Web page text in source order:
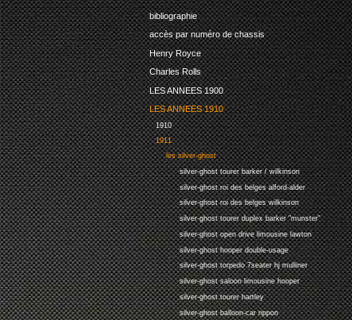
bibliographie
accès par numéro de chassis
Henry Royce
Charles Rolls
LES ANNEES 1900
LES ANNEES 1910
1910
1911
les silver-ghost
silver-ghost tourer barker / wilkinson
silver-ghost roi des belges alford-alder
silver-ghost roi des belges wilkinson
silver-ghost tourer duplex barker "munster"
silver-ghost open drive limousine lawton
silver-ghost hooper double-usage
silver-ghost torpedo 7seater hj mulliner
silver-ghost saloon limousine hooper
silver-ghost tourer hartley
silver-ghost balloon-car rippon